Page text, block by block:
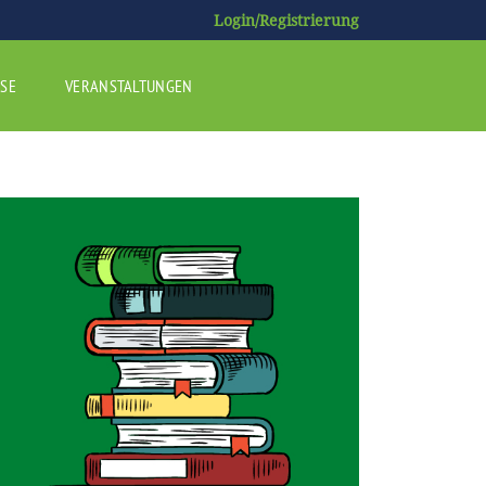
Login/Registrierung
VERANSTALTUNGEN